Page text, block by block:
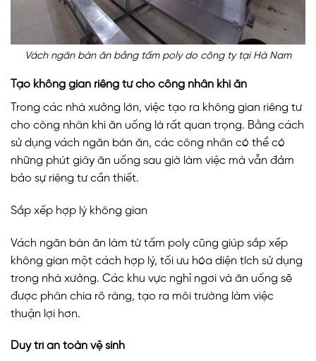
Vách ngăn bàn ăn bằng tấm poly do công ty tại Hà Nam
Tạo không gian riêng tư cho công nhân khi ăn
Trong các nhà xưởng lớn, việc tạo ra không gian riêng tư
cho công nhân khi ăn uống là rất quan trọng. Bằng cách
sử dụng vách ngăn bàn ăn, các công nhân có thể có
những phút giây ăn uống sau giờ làm việc mà vẫn đảm
bảo sự riêng tư cần thiết.
Sắp xếp hợp lý không gian
Vách ngăn bàn ăn làm từ tấm poly cũng giúp sắp xếp
không gian một cách hợp lý, tối ưu hóa diện tích sử dụng
trong nhà xưởng. Các khu vực nghỉ ngơi và ăn uống sẽ
được phân chia rõ ràng, tạo ra môi trường làm việc
thuận lợi hơn.
Duy trì an toàn vệ sinh